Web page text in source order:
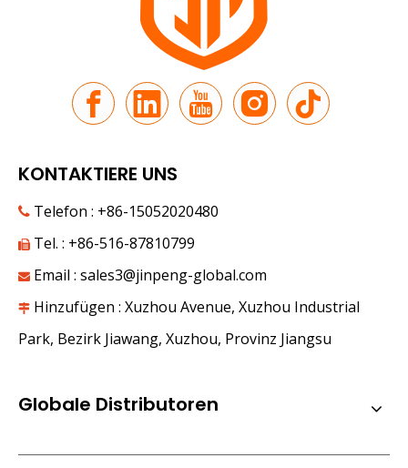
KONTAKTIERE UNS
 Telefon : +86-15052020480
 Tel. : +86-516-87810799
 Email : sales3@jinpeng-global.com
 Hinzufügen : Xuzhou Avenue, Xuzhou Industrial
Park, Bezirk Jiawang, Xuzhou, Provinz Jiangsu
Globale Distributoren